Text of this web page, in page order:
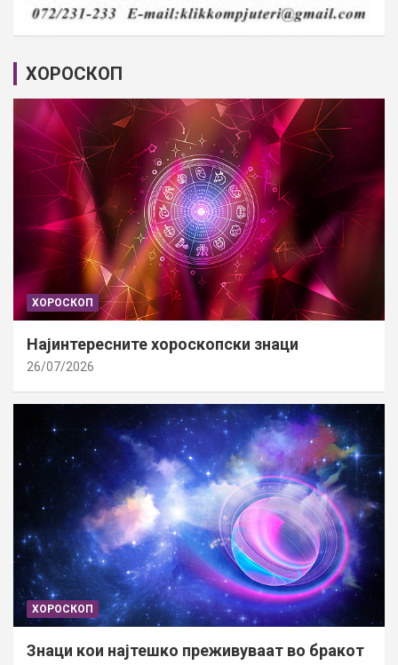
ХОРОСКОП
ХОРОСКОП
Најинтересните хороскопски знаци
26/07/2026
ХОРОСКОП
Знаци кои најтешко преживуваат во бракот